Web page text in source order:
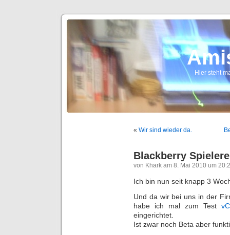
Hier steht
« Wir sind wieder da.
Blackberry
von Khark am 8. Mai 2010 um
Ich bin nun seit knapp 3
Und da wir bei uns in der
habe ich mal zum Test
eingerichtet.
Ist zwar noch Beta aber